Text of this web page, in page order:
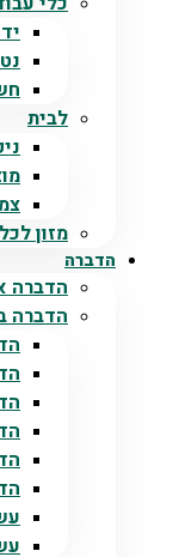
לבית
מזון
הדברה
הדברה
הדברה